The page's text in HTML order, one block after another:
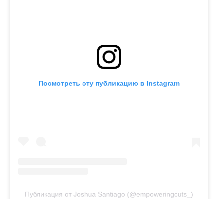
Посмотреть эту публикацию в Instagram
Публикация от Joshua Santiago (@empoweringcuts_)